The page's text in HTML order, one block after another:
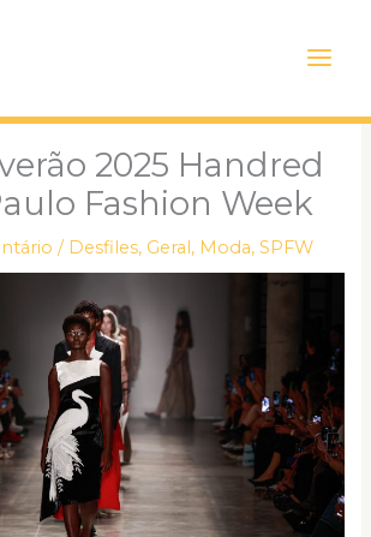
Menu
2025 Handred
Fashion Week
/ Desfiles, Geral, Moda,SPFW